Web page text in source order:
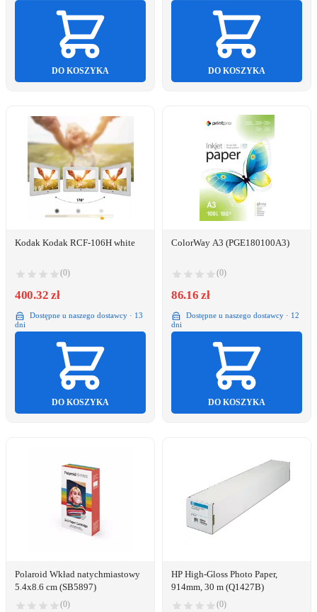
DO KOSZYKA DO KOSZYKA
Kodak Kodak RCF-106H white
(0)
400.32 zł
Dostępne u naszego dostawcy · 13
dni
DO KOSZYKA
ColorWay A3 (PGE180100A3)
(0)
86.16 zł
Dostępne u naszego dostawcy · 12
dni
DO KOSZYKA
Polaroid Wkład natychmiastowy
5.4x8.6 cm (SB5897)
(0)
HP High-Gloss Photo Paper,
914mm, 30 m (Q1427B)
(0)